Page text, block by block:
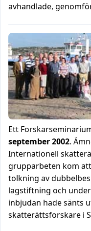
avhandlade,
Ett
september 2002.
Internationell
grupparbeten kom
tolkning av
lagstiftning och
inbjudan hade sänts
skatterättsforskare i